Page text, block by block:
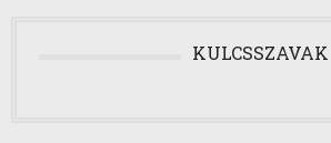
KULCSSZAVAK